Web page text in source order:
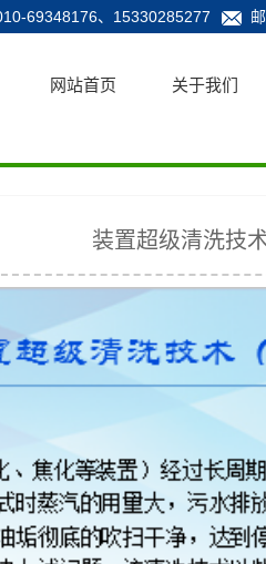
69348176、15330285277 邮
网站首页 关于我们
装置超级清洗技